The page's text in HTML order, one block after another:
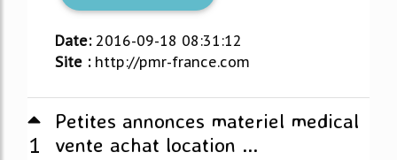
Date: 2016-09-18 08:31:12
Site : http://pmr-france.com
1
Petites annonces materiel medical
vente achat location ...